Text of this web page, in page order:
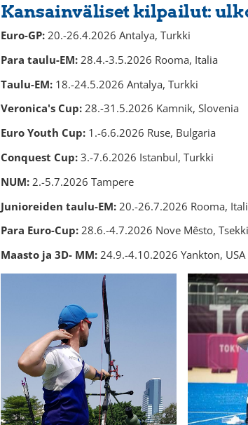
Kansainväliset kilpailut:
Euro-GP: 20.-26.4.2026 Antalya, Turkki
Para taulu-EM: 28.4.-3.5.2026 Rooma, Italia
Taulu-EM: 18.-24.5.2026 Antalya, Turkki
Veronica's Cup:28.-31.5.2026 Kamnik, Slovenia
Euro Youth Cup: 1.-6.6.2026 Ruse, Bulgaria
Conquest Cup:3.-7.6.2026 Istanbul, Turkki
NUM: 2.-5.7.2026 Tampere
Junioreiden taulu-EM: 20.-26.7.2026 Rooma,
Para Euro-Cup: 28.6.-4.7.2026 Nove Mêsto, Tsekki
Maasto ja 3D- MM: 24.9.-4.10.2026 Yankton, USA